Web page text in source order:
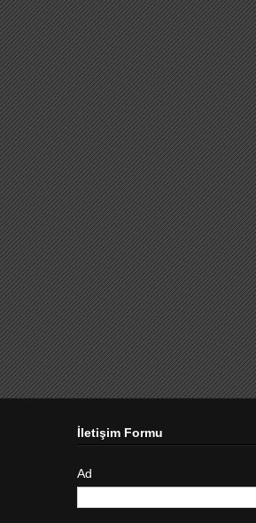
İletişim Formu
Ad